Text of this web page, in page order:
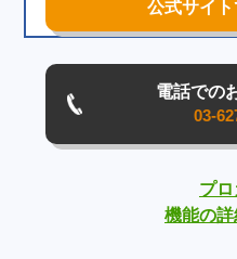
公式サイ
電話での
03-
プ
機能の